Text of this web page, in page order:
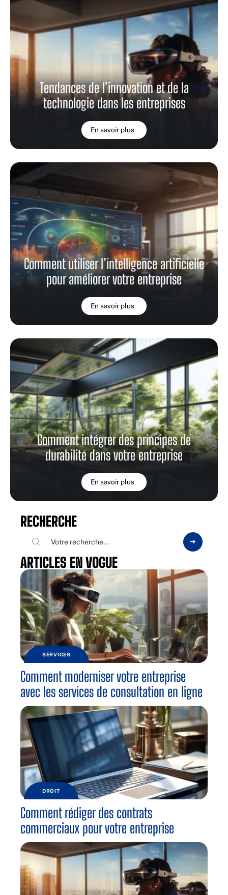
Tendances de l’innovation et de la
technologie dans les entreprises
En savoir plus
Comment utiliser l’intelligence artificielle
pour améliorer votre entreprise
En savoir plus
Comment intégrer des principes de
durabilité dans votre entreprise
En savoir plus
RECHERCHE
ARTICLES EN VOGUE
SERVICES
Comment moderniser votre entreprise
avec les services de consultation en ligne
DROIT
Comment rédiger des contrats
commerciaux pour votre entreprise